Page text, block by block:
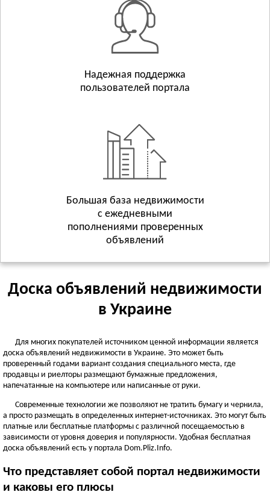
Смотреть всё
ХЕРСОНСКАЯ ОБЛАСТЬ
ХМЕЛЬНИЦКАЯ ОБЛАСТЬ
Смотреть всё
ЧЕРКАССКАЯ ОБЛАСТЬ
ЧЕРНИГОВСКАЯ ОБЛАСТЬ
Бахмач
Смотреть всё
ЧЕРНОВИЦКАЯ ОБЛАСТЬ
Черновцы
Новоднестровск
Вижница
Смотреть всё
Севастополь
Надежная поддержка
пользователей портала
Большая база недвижимости
с ежедневными
пополнениями проверенных
объявлений
Доска объявлений недвижимости
в Украине
Для многих покупателей источником ценной информации является
доска объявлений недвижимости в Украине. Это может быть
проверенный годами вариант создания специального места, где
продавцы и риелторы размещают бумажные предложения,
напечатанные на компьютере или написанные от руки.
Современные технологии же позволяют не тратить бумагу и чернила,
а просто размещать в определенных интернет-источниках. Это могут быть
платные или бесплатные платформы с различной посещаемостью в
зависимости от уровня доверия и популярности. Удобная бесплатная
доска объявлений есть у портала Dom.Pliz.Info.
Что представляет собой портал недвижимости
и каковы его плюсы